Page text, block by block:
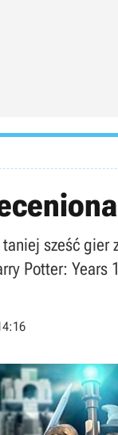
sześć gier
Potter: